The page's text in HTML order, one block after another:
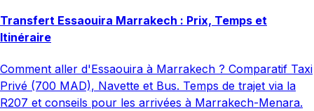
Transfert Essaouira Marrakech : Prix, Temps et
Itinéraire
Comment aller d'Essaouira à Marrakech ? Comparatif Taxi
Privé (700 MAD), Navette et Bus. Temps de trajet via la
R207 et conseils pour les arrivées à Marrakech-Menara.